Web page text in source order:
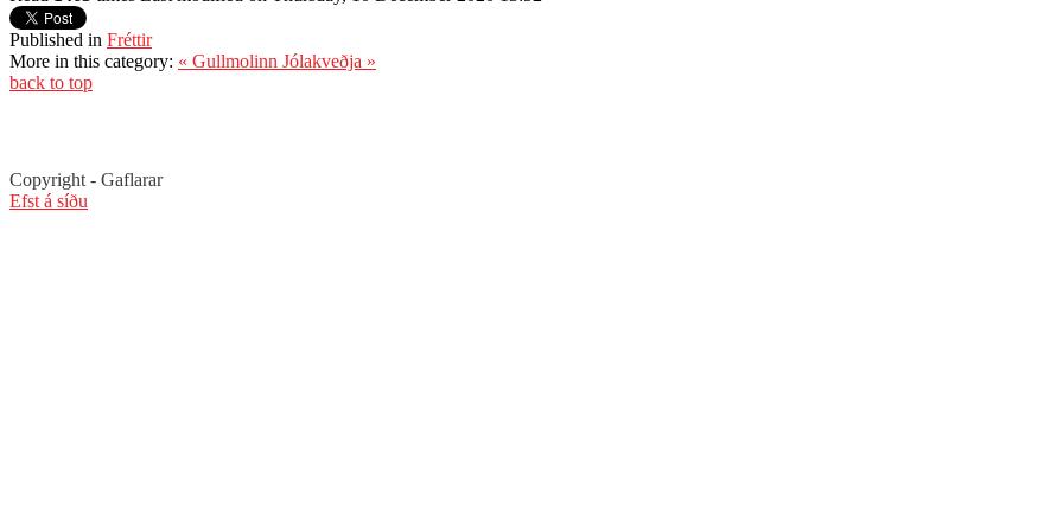
Published in Fréttir
More in this category: « Gullmolinn Jólakveðja »
back to top
Copyright -
Efst á síðu